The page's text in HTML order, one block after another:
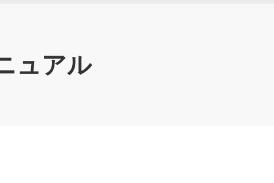
ュアル